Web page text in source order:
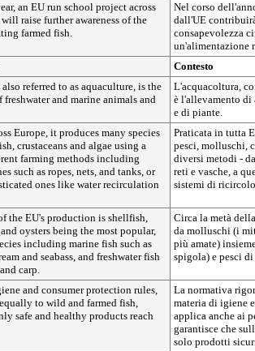
an EU run school project across
raise further awareness of the
farmed fish.
Nel corso
dall'UE
consapevolezza
un'alimentazione
Contesto
referred to as aquaculture, is the
and marine animals and
L'acquacoltura,
è l'allevamento di
e di piante.
Europe, it produces many species
crustaceans and algae using a
farming methods including
such as ropes, nets, and tanks, or
ones like water recirculation
Praticata in tutta
pesci, molluschi,
diversi metodi -
reti e vasche, a
sistemi di
the EU's production is shellfish,
oysters being the most popular,
including marine fish such as
and seabass, and freshwater fish
carp.
Circa la metà
da molluschi (i
più amate)
spigola) e pesci
and consumer protection rules,
to wild and farmed fish,
safe and healthy products reach
La normativa
materia di igiene
applica anche ai
garantisce che
solo prodotti